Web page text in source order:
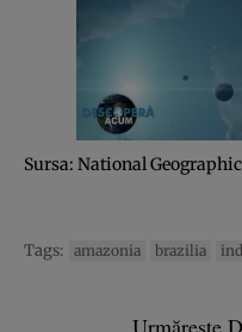
Sursa: National Geographic
Tags: amazonia brazilia
Urmărește